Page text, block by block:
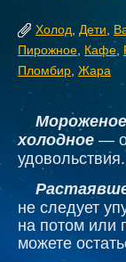
Холод Дети
Пирожное Кафе
Пломбир Жара
холодное —
удовольствия.
не следует
на потом или
можете